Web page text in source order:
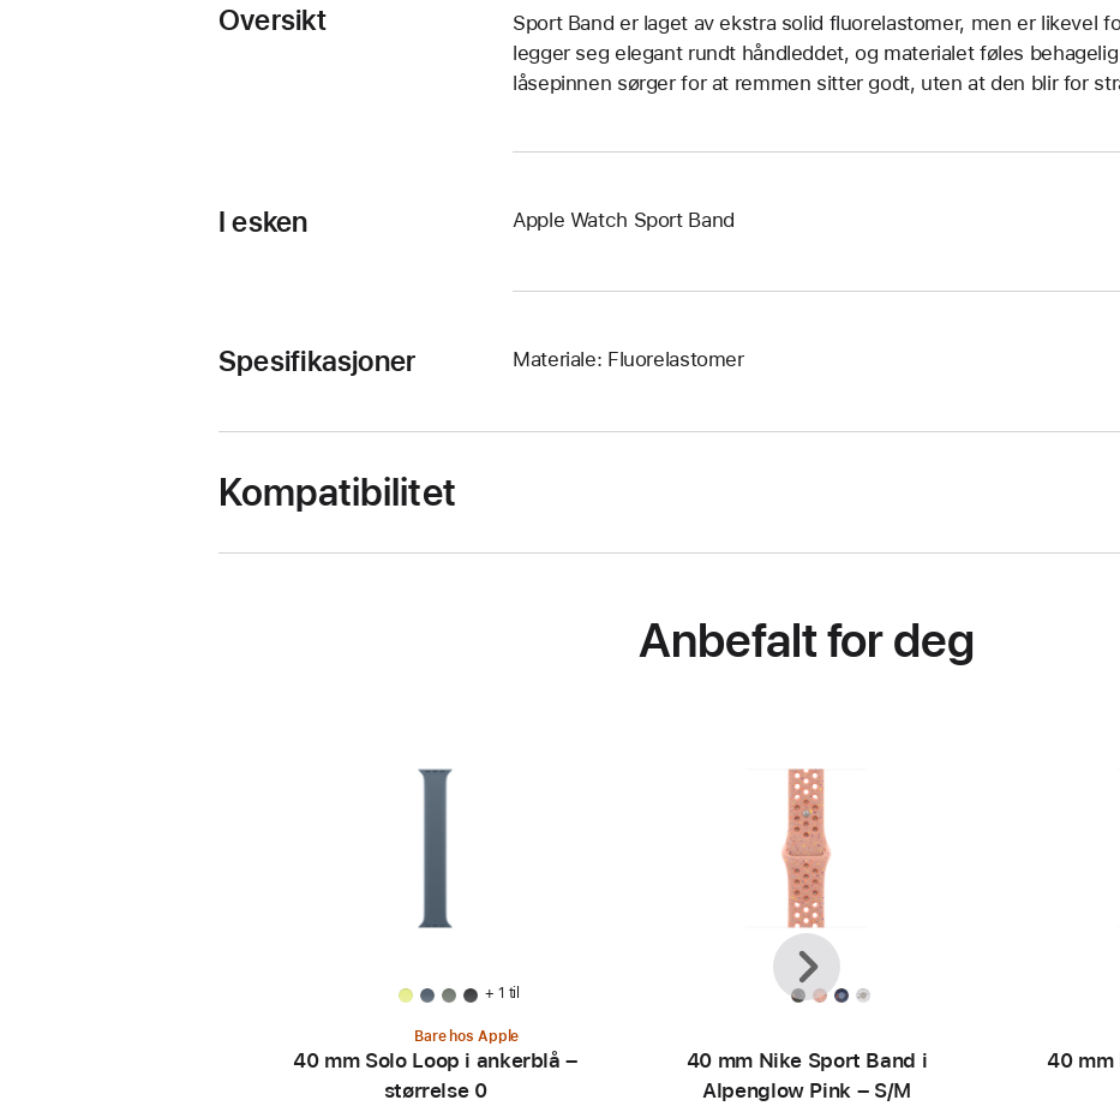
Oversikt
Sport Band er laget av ekstra solid fluorelastomer, men er likevel
legger seg elegant rundt håndleddet, og materialet føles
låsepinnen sørger for at remmen sitter godt, uten at den blir for
I esken Apple Watch Sport Band
Spesifikasjoner Materiale: Fluorelastomer
Kompatibilitet
Anbefalt for deg
+ 1 til
Bare hos Apple
40 mm Solo Loop i ankerblå –
størrelse 0
40 mm Nike Sport Band i
Alpenglow Pink – S/M
40 mm
Forrige
Neste